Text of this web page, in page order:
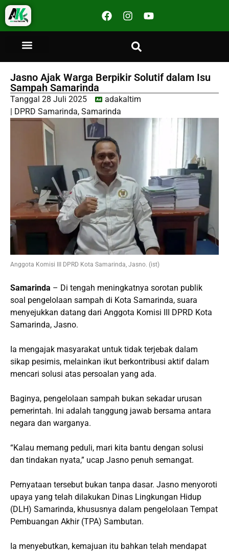
Jasno Ajak Warga Berpikir Solutif dalam Isu
Sampah Samarinda
Tanggal 28 Juli 2025
adakaltim
DPRD Samarinda, Samarinda
Anggota Komisi III DPRD Kota Samarinda, Jasno. (ist)
Samarinda – Di tengah meningkatnya sorotan publik
soal pengelolaan sampah di Kota Samarinda, suara
menyejukkan datang dari Anggota Komisi III DPRD Kota
Samarinda, Jasno.
Ia mengajak masyarakat untuk tidak terjebak dalam
sikap pesimis, melainkan ikut berkontribusi aktif dalam
mencari solusi atas persoalan yang ada.
Baginya, pengelolaan sampah bukan sekadar urusan
pemerintah. Ini adalah tanggung jawab bersama antara
negara dan warganya.
“Kalau memang peduli, mari kita bantu dengan solusi
dan tindakan nyata,” ucap Jasno penuh semangat.
Pernyataan tersebut bukan tanpa dasar. Jasno menyoroti
upaya yang telah dilakukan Dinas Lingkungan Hidup
(DLH) Samarinda, khususnya dalam pengelolaan Tempat
Pembuangan Akhir (TPA) Sambutan.
Ia menyebutkan, kemajuan itu bahkan telah mendapat